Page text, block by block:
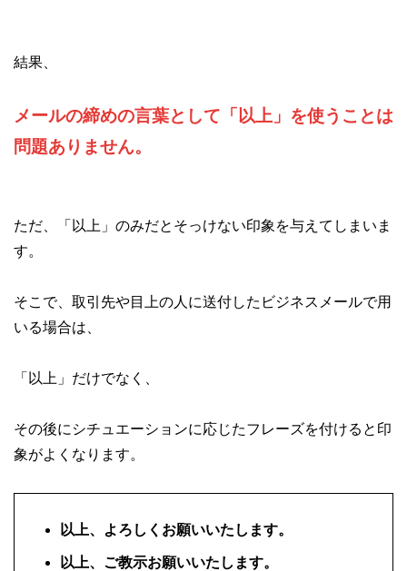
結果、
メールの締めの言葉として「以上」を使うことは
問題ありません。
ただ、「以上」のみだとそっけない印象を与えてしまいま
す。
そこで、取引先や目上の人に送付したビジネスメールで用
いる場合は、
「以上」だけでなく、
その後にシチュエーションに応じたフレーズを付けると印
象がよくなります。
以上、よろしくお願いいたします。
以上、ご教示お願いいたします。